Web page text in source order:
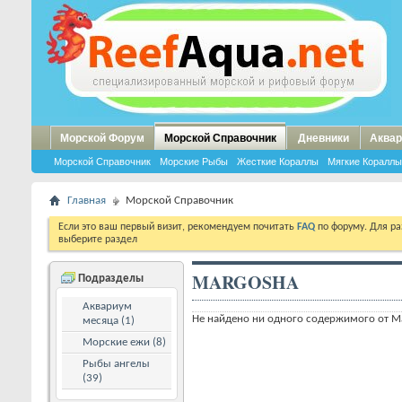
Морской Форум Морской Справочник
Морской Справочник Морские Рыбы Жесткие Кораллы Мягкие Кораллы
Дневники
Главная Морской Справочник
Если это ваш первый визит, рекомендуем почитать FAQ по форуму. Для
выберите раздел
Подразделы
Аквариум
месяца (1)
Морские ежи (8)
Рыбы ангелы
(39)
MARGOSHA
Не найдено ни одного содержимого от